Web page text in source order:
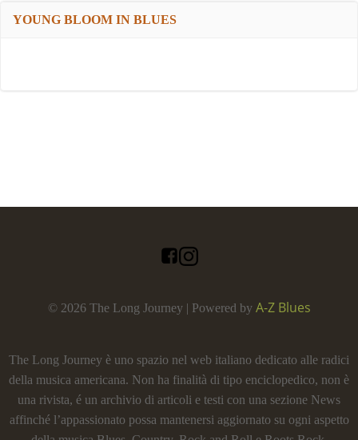
YOUNG BLOOM IN BLUES
© 2026 The Long Journey | Powered by A-Z Blues
The Long Journey è uno spazio nel web italiano dedicato alle radici
della musica americana. Non ha finalità di tipo enciclopedico, non è
una rivista, é un archivio di articoli e testi con una sezione News
affinché l’appassionato possa mantenersi aggiornato su ogni aspetto